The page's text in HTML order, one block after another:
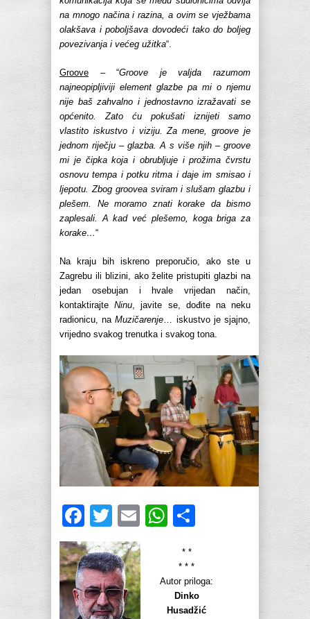
na mnogo načina i razina, a ovim se vježbama
olakšava i poboljšava dovodeći tako do boljeg
povezivanja i većeg užitka“.
Groove – “Groove je valjda razumom
najneopipljiviji element glazbe pa mi o njemu
nije baš zahvalno i jednostavno izražavati se
općenito. Zato ću pokušati iznijeti samo
vlastito iskustvo i viziju. Za mene, groove je
jednom riječju – glazba. A s više njih – groove
mi je čipka koja i obrubljuje i prožima čvrstu
osnovu tempa i potku ritma i daje im smisao i
ljepotu. Zbog groovea sviram i slušam glazbu i
plešem. Ne moramo znati korake da bismo
zaplesali. A kad već plešemo, koga briga za
korake…“
Na kraju bih iskreno preporučio, ako ste u
Zagrebu ili blizini, ako želite pristupiti glazbi na
jedan osebujan i hvale vrijedan način,
kontaktirajteNinu , javite se, dođite na neku
radionicu, naMuzičarenje … iskustvo je sjajno,
vrijedno svakog trenutka i svakog tona.
Facebook
Twitter
EmailWhatsApp
* *
* * *
Autor priloga:
Dinko
Husadžić